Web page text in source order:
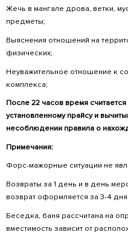
∙ Сквернословить и
∙ Распивать
∙ Рыбачить на
∙ Оставлять детей
∙ Мусорить на
За несоблюдение
сотрудники имеют
Условия